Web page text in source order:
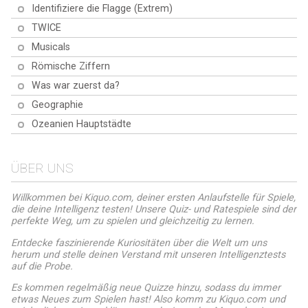
Identifiziere die Flagge (Extrem)
TWICE
Musicals
Römische Ziffern
Was war zuerst da?
Geographie
Ozeanien Hauptstädte
ÜBER UNS
Willkommen bei Kiquo.com, deiner ersten Anlaufstelle für Spiele,
die deine Intelligenz testen! Unsere Quiz- und Ratespiele sind der
perfekte Weg, um zu spielen und gleichzeitig zu lernen.
Entdecke faszinierende Kuriositäten über die Welt um uns
herum und stelle deinen Verstand mit unseren Intelligenztests
auf die Probe.
Es kommen regelmäßig neue Quizze hinzu, sodass du immer
etwas Neues zum Spielen hast! Also komm zu Kiquo.com und